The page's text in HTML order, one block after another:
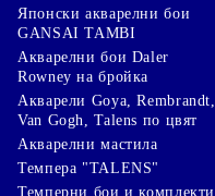
Японски акварелни бои
GANSAI TAMBI
Акварелни бои Daler
Rowney на бройка
Акварели Goya, Rembrandt,
Van Gogh, Talens по цвят
Акварелни мастила
Темпера "TALENS"
Темперни бои и комплекти